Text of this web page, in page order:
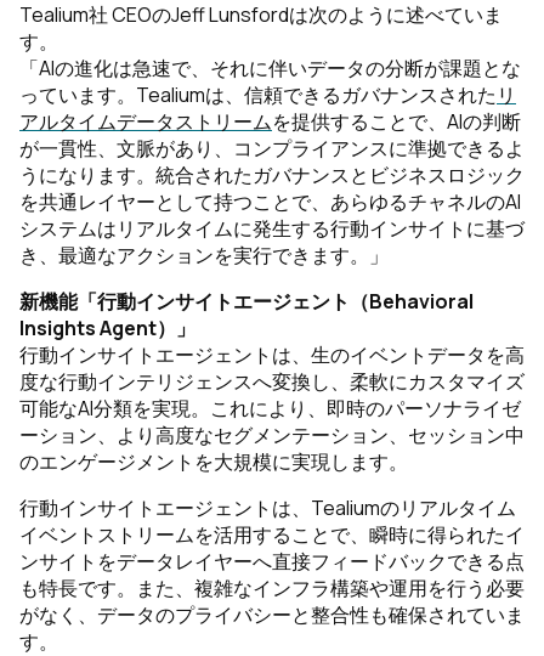
Tealium社 CEOのJeff Lunsfordは次のように述べていま
す。
「AIの進化は急速で、それに伴いデータの分断が課題とな
っています。Tealiumは、信頼できるガバナンスされた リ
アルタイムデータストリームを提供することで、AIの判断
が一貫性、文脈があり、コンプライアンスに準拠できるよ
うになります。統合されたガバナンスとビジネスロジック
を共通レイヤーとして持つことで、あらゆるチャネルのAI
システムはリアルタイムに発生する行動インサイトに基づ
き、最適なアクションを実行できます。」
新機能「行動インサイトエージェント（Behavioral
Insights Agent）」
行動インサイトエージェントは、生のイベントデータを高
度な行動インテリジェンスへ変換し、柔軟にカスタマイズ
可能なAI分類を実現。これにより、即時のパーソナライゼ
ーション、より高度なセグメンテーション、セッション中
のエンゲージメントを大規模に実現します。
行動インサイトエージェントは、Tealiumのリアルタイム
イベントストリームを活用することで、瞬時に得られたイ
ンサイトをデータレイヤーへ直接フィードバックできる点
も特長です。また、複雑なインフラ構築や運用を行う必要
がなく、データのプライバシーと整合性も確保されていま
す。